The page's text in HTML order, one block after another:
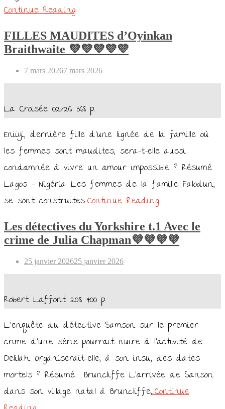
Continue Reading
FILLES MAUDITES d’Oyinkan
Braithwaite 💜💜💜💜💜
Posted
7 mars 20267 mars 2026
La Croisée 02/26 368 p.
Eniiyi, dernière fille d’une lignée de la famille où
les femmes sont maudites, sera-t-elle aussi
condamnée à vivre un amour impossible ? Résumé
Lagos – Nigéria Les femmes de la famille Falodun,
se sont construites…Continue Reading
Les détectives du Yorkshire t.1 Avec le
crime de Julia Chapman💜💜💜💜
Posted
25 janvier 202625 janvier 2026
Robert Laffont 2018 400 p.
L’enquête du détective Samson sur le premier
crime d’une série pourrait nuire à l’activité de
Delilah. Organiserait-elle, à son insu, des dates
mortels ? Résumé Bruncliffe L’arrivée de Sanson
dans son village natal à Bruncliffe,…Continue